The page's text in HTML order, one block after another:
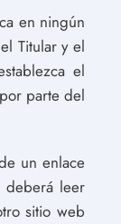
en ningún
Titular y el
el
parte del
un enlace
deberá leer
sitio web